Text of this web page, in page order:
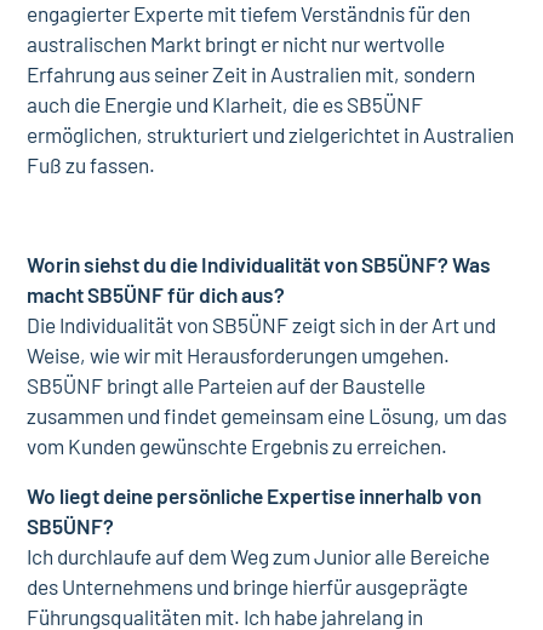
engagierter Experte mit tiefem Verständnis für den
australischen Markt bringt er nicht nur wertvolle
Erfahrung aus seiner Zeit in Australien mit, sondern
auch die Energie und Klarheit, die es SB5ÜNF
ermöglichen, strukturiert und zielgerichtet in Australien
Fuß zu fassen.
Worin siehst du die Individualität von SB5ÜNF? Was
macht SB5ÜNF für dich aus?
Die Individualität von SB5ÜNF zeigt sich in der Art und
Weise, wie wir mit Herausforderungen umgehen.
SB5ÜNF bringt alle Parteien auf der Baustelle
zusammen und findet gemeinsam eine Lösung, um das
vom Kunden gewünschte Ergebnis zu erreichen.
Wo liegt deine persönliche Expertise innerhalb von
SB5ÜNF?
Ich durchlaufe auf dem Weg zum Junior alle Bereiche
des Unternehmens und bringe hierfür ausgeprägte
Führungsqualitäten mit. Ich habe jahrelang in